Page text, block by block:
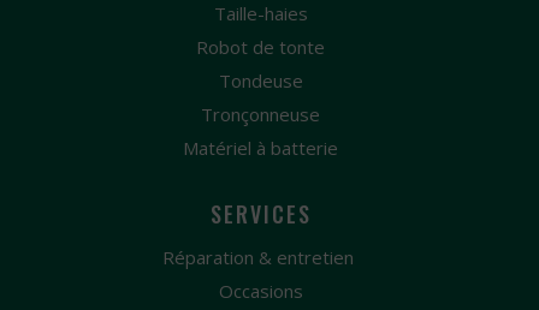
Taille-haies
Robot de tonte
Tondeuse
Tronçonneuse
Matériel à batterie
SERVICES
Réparation & entretien
Occasions